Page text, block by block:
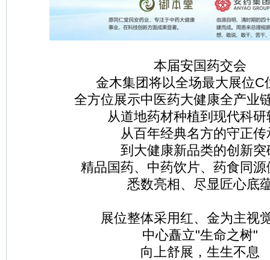
本届安国药交会
金木集团将以全场最大展位C
全方位展示中医药大健康全产业
从道地药材种植到现代科研
从百年经典名方的守正传
到大健康新品类的创新突
精品国药、中药饮片、药食同源
悉数亮相、尽显匠心底
展位整体采用红、金为主视
中心矗立"生命之树"
向上舒展，生生不息